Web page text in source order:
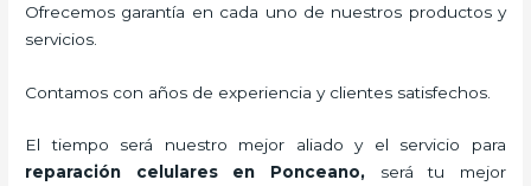
Ofrecemos garantía en cada uno de nuestros productos y
servicios.
Contamos con años de experiencia y clientes satisfechos.
El tiempo será nuestro mejor aliado y el servicio para
reparación celulares
en Ponceano, será tu mejor